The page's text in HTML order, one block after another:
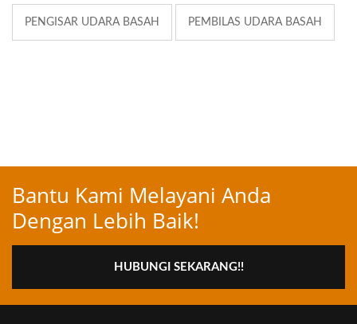
PENGISAR UDARA BASAH PEMBILAS UDARA BASAH
Bantu Kami Melayani Anda
Dengan Lebih Baik!
HUBUNGI SEKARANG!!